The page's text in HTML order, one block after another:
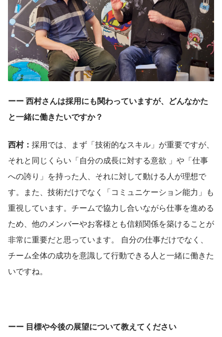
ーー 西村さんは採用にも関わっていますが、どんなかた
と一緒に働きたいですか？
西村： 採用では、まず「技術的なスキル」が重要ですが、
それと同じくらい「自分の成長に対する意欲 」や「仕事
への誇り」を持った人、それに対して動ける人が理想で
す。また、技術だけでなく「コミュニケーション能力」も
重視しています。チームで協力し合いながら仕事を進める
ため、他のメンバーやお客様とも信頼関係を築けることが
非常に重要だと思っています。 自分の仕事だけでなく、
チーム全体の成功を意識して行動できる人と一緒に働きた
いですね。
ーー 目標や今後の展望について教えてください